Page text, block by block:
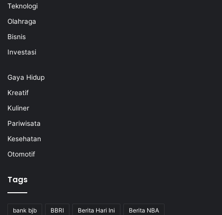
Teknologi
Olahraga
Bisnis
Investasi
Gaya Hidup
Kreatif
Kuliner
Pariwisata
Kesehatan
Otomotif
Tags
bank bjb BBRI Berita Hari Ini Berita NBA